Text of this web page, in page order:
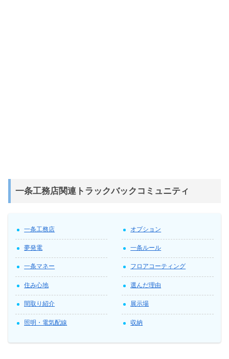
一条工務店関連トラックバックコミュニティ
一条工務店
夢発電
一条マネー
住み心地
間取り紹介
照明・電気配線
オプション
一条ルール
フロアコーティング
選んだ理由
展示場
収納